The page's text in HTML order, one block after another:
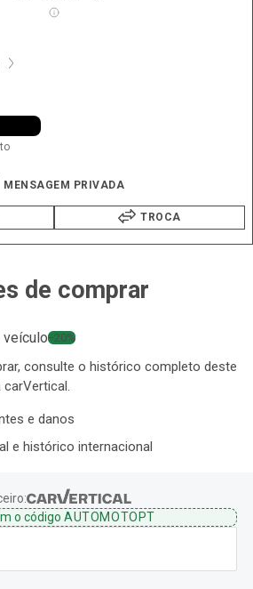
MENSAGEM PRIVADA
TROCA
de comprar
−20%
consulte o histórico completo deste
e danos
e histórico internacional
o código AUTOMOTOPT